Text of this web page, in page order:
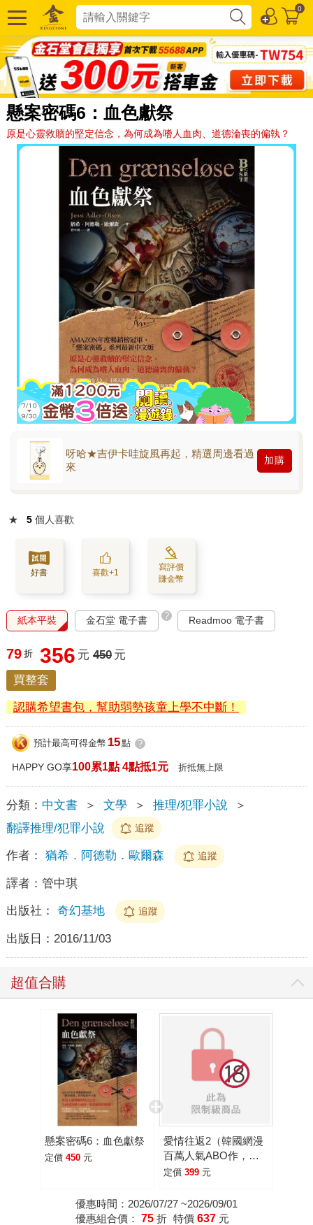
0
懸案密碼6：血色獻祭
原是心靈救贖的堅定信念，為何成為嗜人血肉、道德淪喪的偏執？
呀哈★吉伊卡哇旋風再起，精選周邊看過
來
加購
★ 5 個人喜歡
好書 喜歡+1
寫評價
賺金幣
紙本平裝 金石堂 電子書 ? Readmoo 電子書
79 折 356 元 450 元
買整套
認購希望書包，幫助弱勢孩童上學不中斷！
預計最高可得金幣 15點 ?
HAPPY GO享100累1點 4點抵1元 折抵無上限
分類： 中文書 ＞ 文學 ＞ 推理/犯罪小說
＞
翻譯推理/犯罪小說
追蹤
作者： 猶希．阿德勒．歐爾森 追蹤
譯者： 管中琪
出版社： 奇幻基地 追蹤
出版日： 2016/11/03
超值合購
懸案密碼6：血色獻祭
定價 450 元
愛情往返2（韓國網漫
百萬人氣ABO作，無
聖光火辣開車！）
定價 399 元
優惠時間：2026/07/27 ~2026/09/01
優惠組合價： 75 折 特價 637 元